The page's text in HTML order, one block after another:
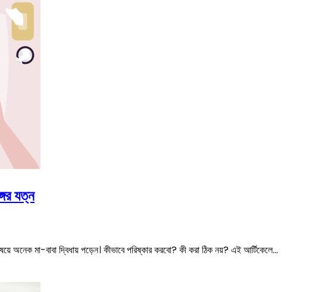
যত্ন
অনেক মা-বাবা দ্বিধায় পড়েন। কীভাবে পরিষ্কার করবো? কী করা ঠিক নয়? এই আর্টিকেলে…